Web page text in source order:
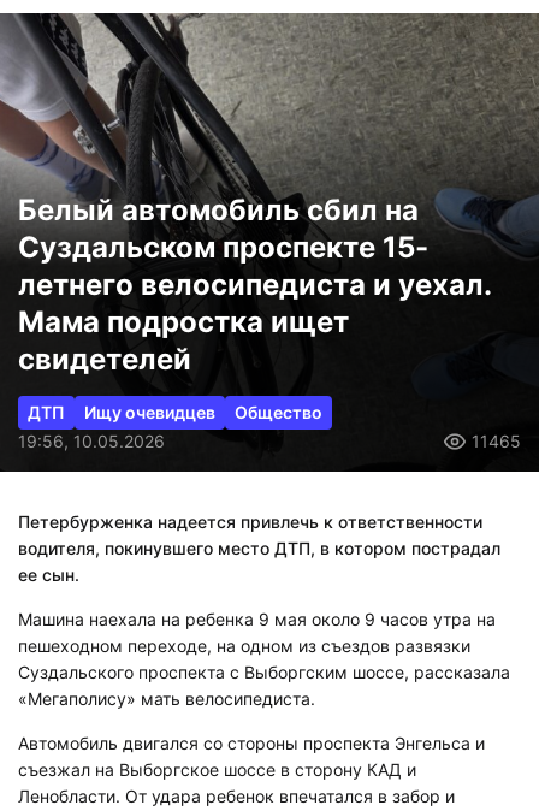
Белый автомобиль сбил на
Суздальском проспекте 15-
летнего велосипедиста и уехал.
Мама подростка ищет
свидетелей
ДТП Ищу очевидцев
Общество
19:56, 10.05.2026
11465
Петербурженка надеется привлечь к ответственности
водителя, покинувшего место ДТП, в котором пострадал
ее сын.
Машина наехала на ребенка 9 мая около 9 часов утра на
пешеходном переходе, на одном из съездов развязки
Суздальского проспекта с Выборгским шоссе, рассказала
«Мегаполису» мать велосипедиста.
Автомобиль двигался со стороны проспекта Энгельса и
съезжал на Выборгское шоссе в сторону КАД и
Ленобласти. От удара ребенок впечатался в забор и